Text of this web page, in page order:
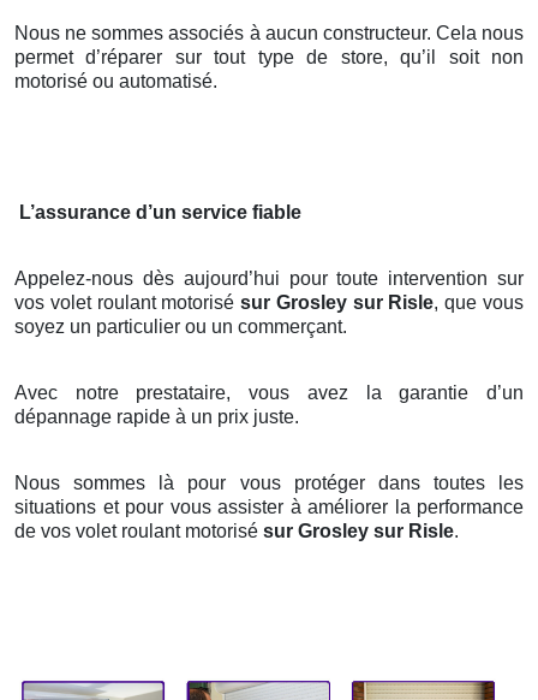
Nous ne sommes associés à aucun constructeur. Cela nous
permet d’réparer sur tout type de store, qu’il soit non
motorisé ou automatisé.
L’assurance d’un service fiable
Appelez-nous dès aujourd’hui pour toute intervention sur
vos volet roulant motorisésur Grosley sur Risle, que vous
soyez un particulier ou un commerçant.
Avec notre prestataire, vous avez la garantie d’un
dépannage rapide à un prix juste.
Nous sommes là pour vous protéger dans toutes les
situations et pour vous assister à améliorer la performance
de vos volet roulant motorisé sur Grosley sur Risle.